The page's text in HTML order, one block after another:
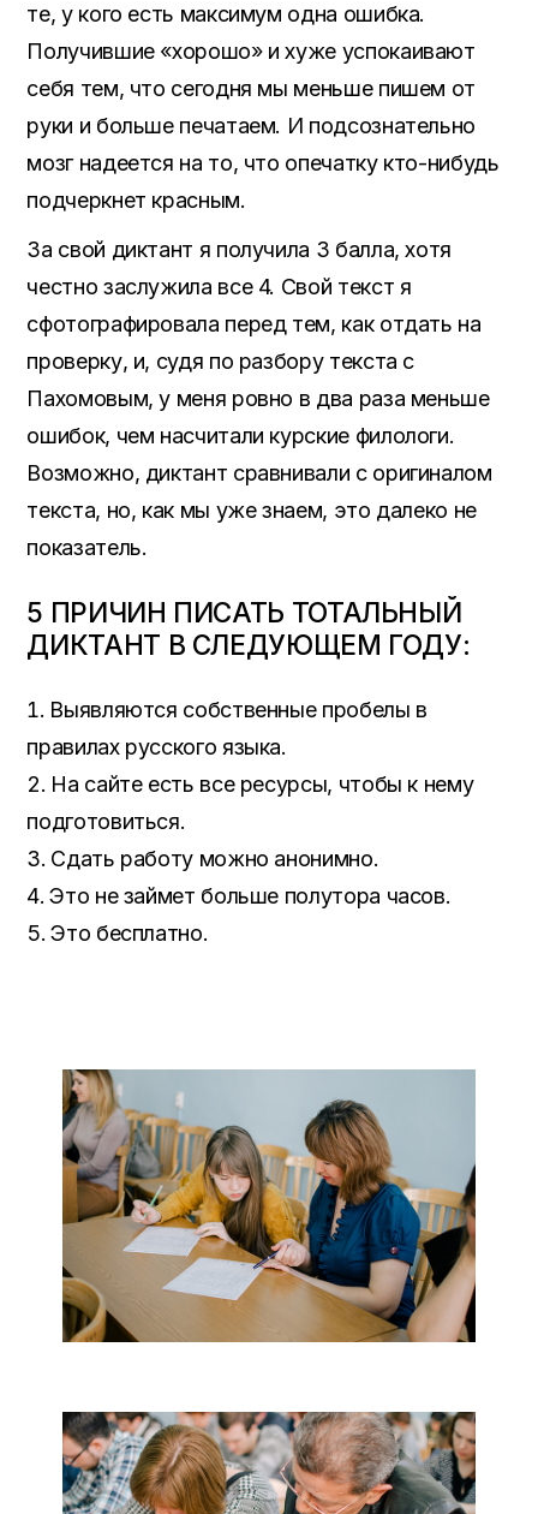
те, у кого есть максимум одна ошибка.
Получившие «хорошо» и хуже успокаивают
себя тем, что сегодня мы меньше пишем от
руки и больше печатаем. И подсознательно
мозг надеется на то, что опечатку кто-нибудь
подчеркнет красным.
За свой диктант я получила 3 балла, хотя
честно заслужила все 4. Свой текст я
сфотографировала перед тем, как отдать на
проверку, и, судя по разбору текста с
Пахомовым, у меня ровно в два раза меньше
ошибок, чем насчитали курские филологи.
Возможно, диктант сравнивали с оригиналом
текста, но, как мы уже знаем, это далеко не
показатель.
5 ПРИЧИН ПИСАТЬ ТОТАЛЬНЫЙ
ДИКТАНТ В СЛЕДУЮЩЕМ ГОДУ:
Выявляются собственные пробелы в
правилах русского языка.
На сайте есть все ресурсы, чтобы к нему
подготовиться.
Сдать работу можно анонимно.
Это не займет больше полутора часов.
Это бесплатно.